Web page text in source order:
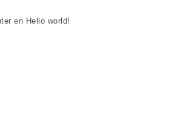
en Hello world!